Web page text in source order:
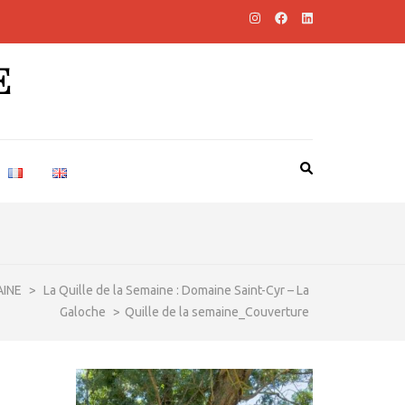
> La Quille de la Semaine : Domaine Saint-Cyr – La
Galoche
> Quille de la semaine_Couverture